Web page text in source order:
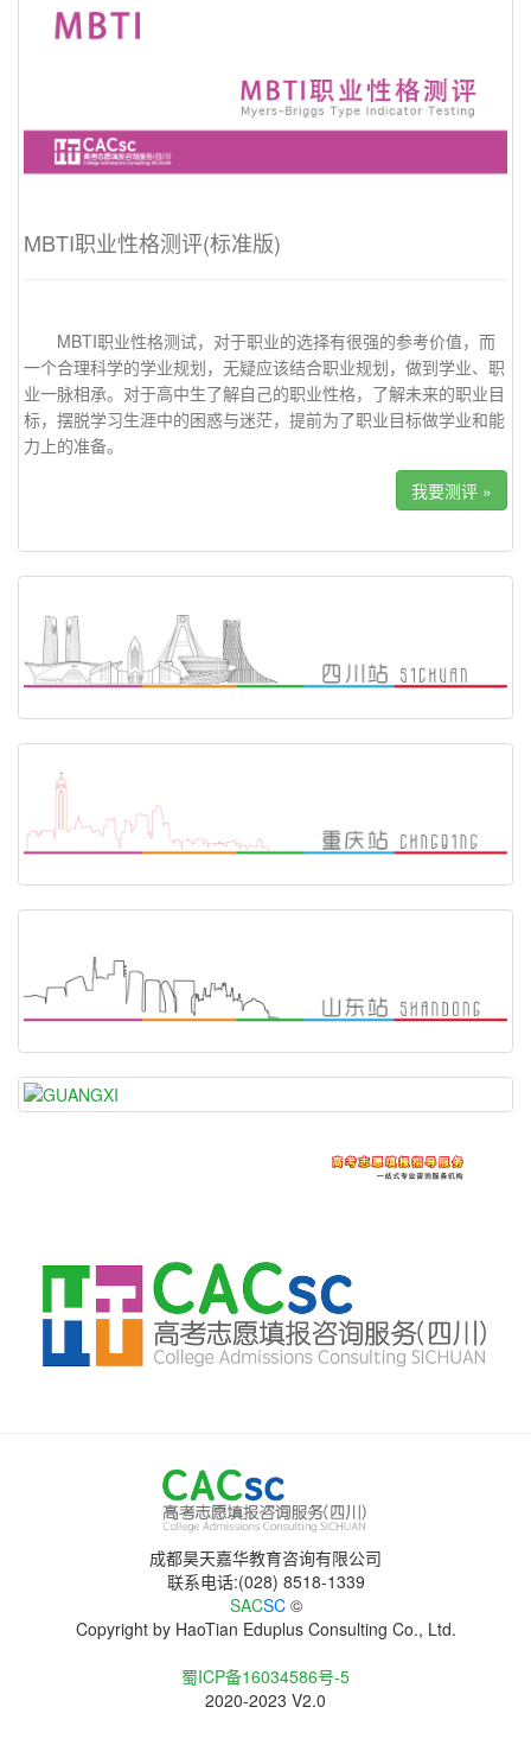
MBTI职业性格测评(标准版)
MBTI职业性格测试，对于职业的选择有很强的参考价值，而
一个合理科学的学业规划，无疑应该结合职业规划，做到学业、职
业一脉相承。对于高中生了解自己的职业性格，了解未来的职业目
标，摆脱学习生涯中的困惑与迷茫，提前为了职业目标做学业和能
力上的准备。
我要测评 »
成都昊天嘉华教育咨询有限公司
联系电话:(028) 8518-1339
SACSC©
Copyright by HaoTian Eduplus Consulting Co., Ltd.
蜀ICP备16034586号-5
2020-2023 V2.0